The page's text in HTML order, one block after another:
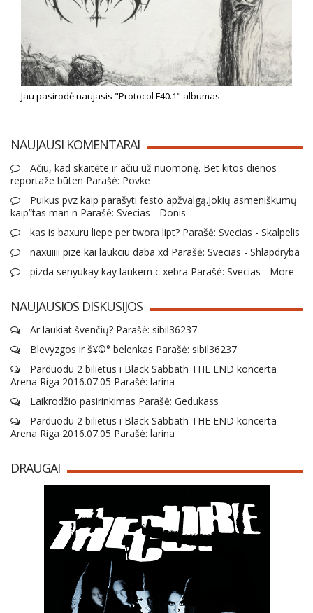
Jau pasirodė naujasis "Protocol F40.1" albumas
NAUJAUSI KOMENTARAI
Ačiū, kad skaitėte ir ačiū už nuomonę. Bet kitos dienos
reportaže būten Parašė: Povke
Puikus pvz kaip parašyti festo apžvalgą.Jokių asmeniškumų
kaip”tas man n Parašė: Svecias - Donis
kas is baxuru liepe per twora lipt? Parašė: Svecias - Skalpelis
naxuiiii pize kai laukciu daba xd Parašė: Svecias - Shlapdryba
pizda senyukay kay laukem c xebra Parašė: Svecias - More
NAUJAUSIOS DISKUSIJOS
Ar laukiat švenčių? Parašė: sibil36237
Blevyzgos ir š¥©° belenkas Parašė: sibil36237
Parduodu 2 bilietus i Black Sabbath THE END koncerta
Arena Riga 2016.07.05 Parašė: larina
Laikrodžio pasirinkimas Parašė: Gedukass
Parduodu 2 bilietus i Black Sabbath THE END koncerta
Arena Riga 2016.07.05 Parašė: larina
DRAUGAI